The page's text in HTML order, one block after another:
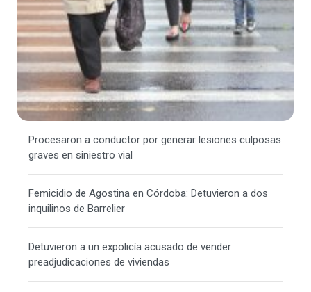
Procesaron a conductor por generar lesiones culposas
graves en siniestro vial
Femicidio de Agostina en Córdoba: Detuvieron a dos
inquilinos de Barrelier
Detuvieron a un expolicía acusado de vender
preadjudicaciones de viviendas